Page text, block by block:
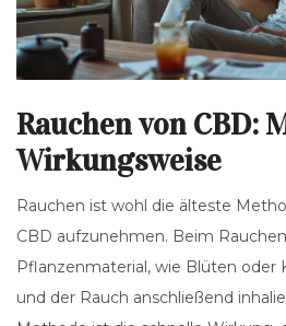
Rauchen von CBD:
Wirkungsweise
Rauchen ist wohl die älteste
CBD aufzunehmen. Beim
Pflanzenmaterial, wie Blüten oder
und der Rauch anschließend